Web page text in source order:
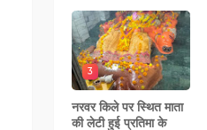
3
नरवर किले पर स्थित माता
की लेटी हुई प्रतिमा के